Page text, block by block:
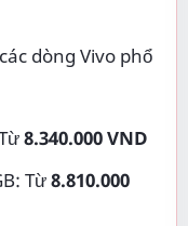
dòng Vivo phổ
8.340.000 VND
Từ8.810.000